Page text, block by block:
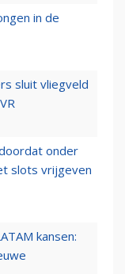
in de
sluit vliegveld
onder
slots vrijgeven
kansen: